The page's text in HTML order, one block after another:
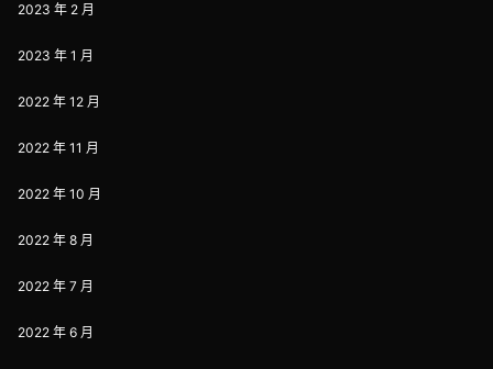
2023 年 2 月
2023 年 1 月
2022 年 12 月
2022 年 11 月
2022 年 10 月
2022 年 8 月
2022 年 7 月
2022 年 6 月